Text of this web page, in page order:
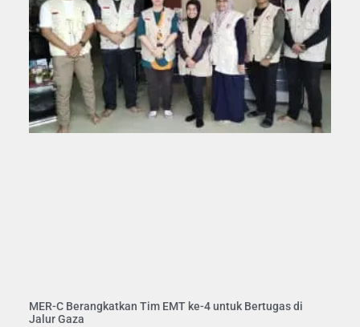
MER-C Berangkatkan Tim EMT ke-4 untuk Bertugas di
Jalur Gaza